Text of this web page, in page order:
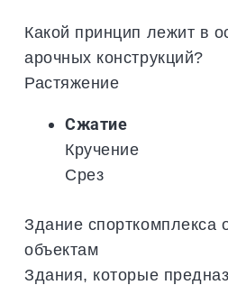
Какой принцип лежит в
арочных конструкций?
Растяжение
Сжатие
Кручение
Срез
Здание спорткомплекса
объектам
Здания, которые